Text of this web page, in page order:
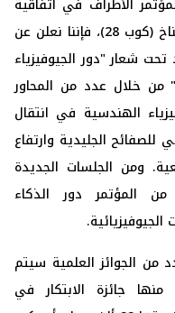
الأطراف في اتفاقية
الأمم المتحدة الإطارية بشأن تغير المناخ (كوب 28)، فإننا نعلن عن
شعار "دور الجيوفيزياء
من خلال عدد من المحاور
الهندسية في انتقال
للصفائح الجليدية وارتفاع
ومن الجلسات الجديدة
المؤتمر دور الذكاء
من الجوائز العلمية سيتم
منها جائزة الابتكار في